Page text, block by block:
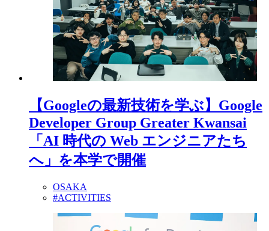
【Googleの最新技術を学ぶ】Google
Developer Group Greater Kwansai
「AI 時代の Web エンジニアたち
へ」を本学で開催
OSAKA
#ACTIVITIES